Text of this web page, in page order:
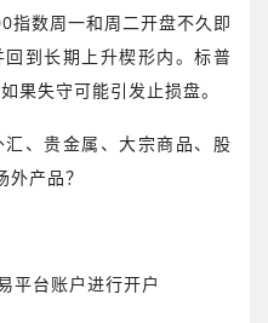
指数周一和周二开盘不久即
到长期上升楔形内。标普
果失守可能引发止损盘。
、贵金属、大宗商品、股
产品？
台账户进行开户